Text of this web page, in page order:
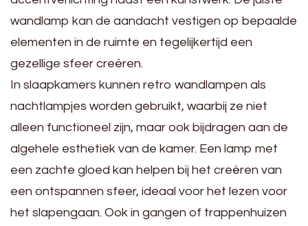
wandlamp kan de aandacht vestigen op bepaalde
elementen in de ruimte en tegelijkertijd een
gezellige sfeer creëren.
In slaapkamers kunnen retro wandlampen als
nachtlampjes worden gebruikt, waarbij ze niet
alleen functioneel zijn, maar ook bijdragen aan de
algehele esthetiek van de kamer. Een lamp met
een zachte gloed kan helpen bij het creëren van
een ontspannen sfeer, ideaal voor het lezen voor
het slapengaan. Ook in gangen of trappenhuizen